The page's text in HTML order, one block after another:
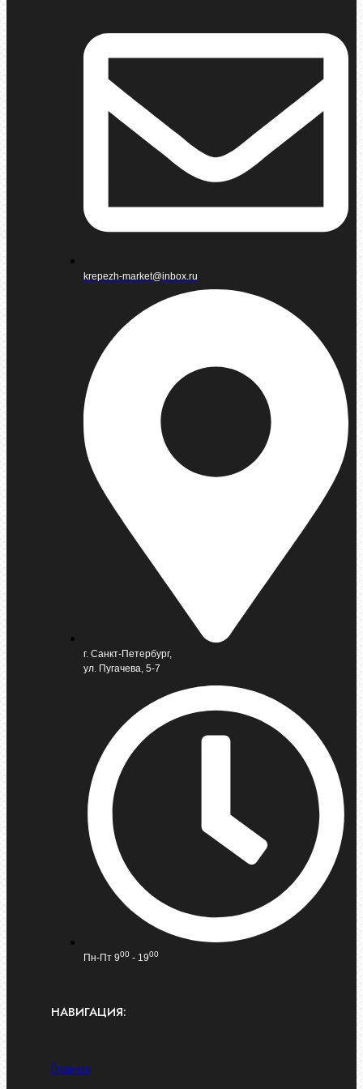
krepezh-market@inbox.ru
г. Санкт-Петербург,
ул. Пугачева, 5-7
Пн-Пт 900 - 1900
НАВИГАЦИЯ:
Главная